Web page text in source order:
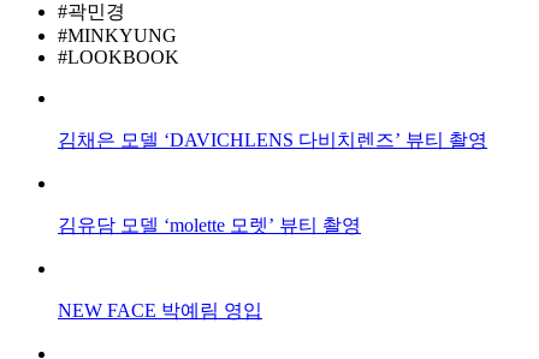
#곽민경
#MINKYUNG
#LOOKBOOK
김채은 모델 ‘DAVICHLENS 다비치렌즈’ 뷰티 촬영
김유담 모델 ‘molette 모렛’ 뷰티 촬영
NEW FACE 박예림 영입